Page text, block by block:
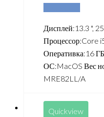
Дисплей:13.3 ",
Процессор:Core
Оперативка:16
ОС:MacOS Вес
MRE82LL/A
Quickview